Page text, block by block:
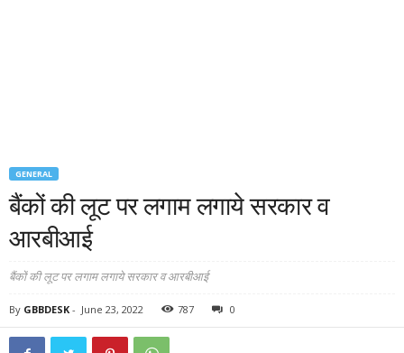
GENERAL
बैंकों की लूट पर लगाम लगाये सरकार व
आरबीआई
बैंकों की लूट पर लगाम लगाये सरकार व आरबीआई
By GBBDESK - June 23, 2022 787 0